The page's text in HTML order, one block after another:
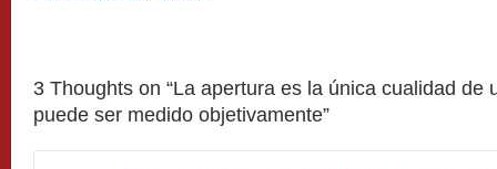
3 Thoughts on “La apertura es la única cualidad de
puede ser medido objetivamente”